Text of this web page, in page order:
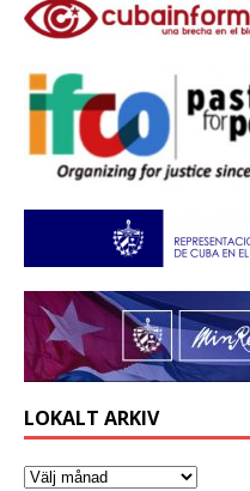
LOKALT ARKIV